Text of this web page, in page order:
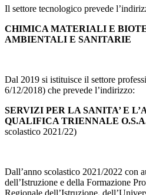
Il settore tecnologico prevede
CHIMICA MATERIALI E
AMBIENTALI E SANITARIE
Dal 2019 si istituisce il settore
6/12/2018) che prevede l’indirizzo:
SERVIZI PER LA SANITA’ E
QUALIFICA TRIENNALE
scolastico 2021/22)
Dall’anno scolastico 2021/2022 con
dell’Istruzione e della Formazione